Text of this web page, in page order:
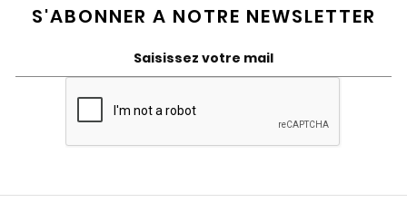
S'ABONNER A NOTRE NEWSLETTER